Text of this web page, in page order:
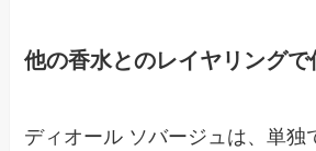
他の香水とのレイヤリングで
ディオール ソバージュは、単独